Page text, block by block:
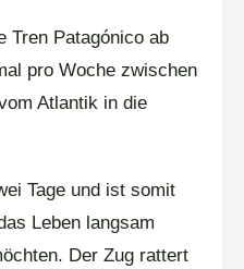
Tren Patagónico ab
pro Woche zwischen
Atlantik in die
Tage und ist somit
Leben langsam
Der Zug rattert